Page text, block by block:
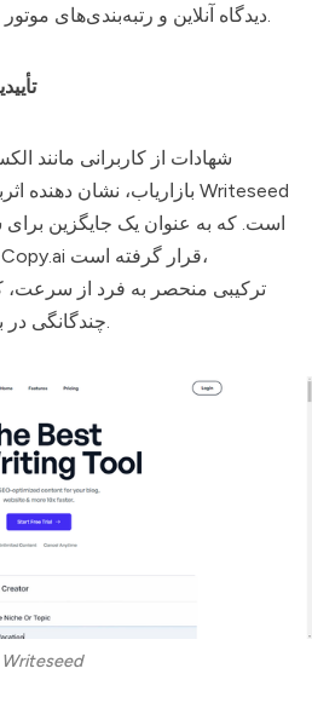
دیدگاه آنلاین و رتبه‌بندی‌های موتور جستجو هستند، حیاتی است.
شهادات از کاربرانی مانند
Writeseed
است. که به عنوان یک جایگزین
مصنوعی مانند Jasper.ai و Copy.ai قرار گرفته است،
چندگانگی در بازاریابی محتوا ارائه می‌دهد.
Writeseed